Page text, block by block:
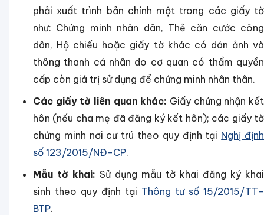
phải xuất trình bản chính một trong các giấy tờ
như: Chứng minh nhân dân, Thẻ căn cước công
dân, Hộ chiếu hoặc giấy tờ khác có dán ảnh và
thông thanh cá nhân do cơ quan có thẩm quyền
cấp còn giá trị sử dụng để chứng minh nhân thân.
Các giấy tờ liên quan khác: Giấy chứng nhận kết
hôn (nếu cha mẹ đã đăng ký kết hôn); các giấy tờ
chứng minh nơi cư trú theo quy định tại Nghị định
số 123/2015/NĐ-CP.
Mẫu tờ khai: Sử dụng mẫu tờ khai đăng ký khai
sinh theo quy định tại Thông tư số 15/2015/TT-
BTP.